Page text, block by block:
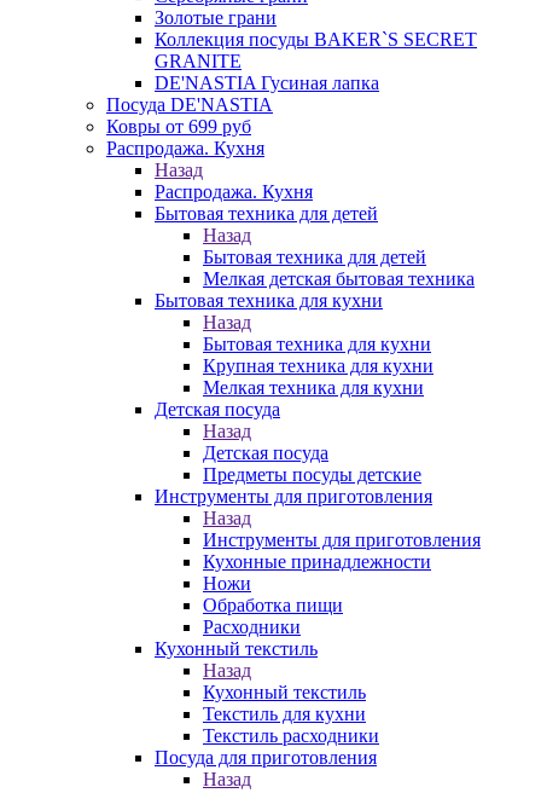
Золотые грани
Коллекция посуды BAKER`S SECRET
GRANITE
DE'NASTIA Гусиная лапка
Посуда DE'NASTIA
Ковры от 699 руб
Распродажа. Кухня
Назад
Распродажа. Кухня
Бытовая техника для детей
Назад
Бытовая техника для детей
Мелкая детская бытовая техника
Бытовая техника для кухни
Назад
Бытовая техника для кухни
Крупная техника для кухни
Мелкая техника для кухни
Детская посуда
Назад
Детская посуда
Предметы посуды детские
Инструменты для приготовления
Назад
Инструменты для приготовления
Кухонные принадлежности
Ножи
Обработка пищи
Расходники
Кухонный текстиль
Назад
Кухонный текстиль
Текстиль для кухни
Текстиль расходники
Посуда для приготовления
Назад